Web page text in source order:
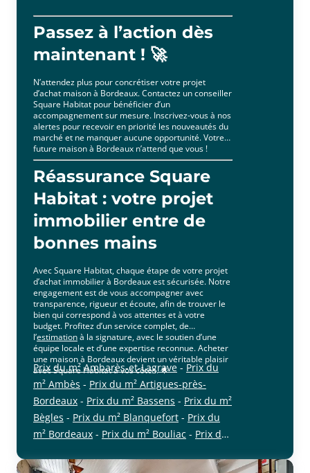
Passez à l’action dès
maintenant ! 🚀
N’attendez plus pour concrétiser votre projet
d’achat maison à Bordeaux. Contactez un conseiller
Square Habitat pour bénéficier d’un
accompagnement sur mesure. Inscrivez-vous à nos
alertes pour recevoir en priorité les nouveautés du
marché et ne manquer aucune opportunité. Votre
future maison à Bordeaux n’attend que vous !
Réassurance Square
Habitat : votre projet
immobilier entre de
bonnes mains
Avec Square Habitat, chaque étape de votre projet
d’achat immobilier à Bordeaux est sécurisée. Notre
engagement est de vous accompagner avec
transparence, rigueur et écoute, afin de trouver le
bien qui correspond à vos attentes et à votre
budget. Profitez d’un service complet, de
l’estimationà la signature, avec le soutien d’une
équipe locale et d’une expertise reconnue. Acheter
une maison à Bordeaux devient un véritable plaisir
avec Square Habitat à vos côtés. 🌟
Prix du m² Ambarès-et-Lagrave - Prix du
m² Ambès - Prix du m² Artigues-près-
Bordeaux - Prix du m² Bassens - Prix du m²
Bègles - Prix du m² Blanquefort - Prix du
m² Bordeaux - Prix du m² Bouliac - Prix du
m² Carbon-Blanc- Prix du m² Cenon
Prix